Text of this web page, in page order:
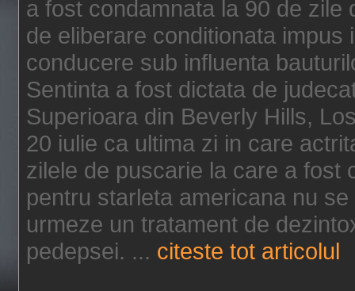
a fost condamnata la 90 de
de eliberare conditionata
conducere sub influenta
Sentinta a fost dictata de
Superioara din Beverly Hills,
20 iulie ca ultima zi in care
zilele de puscarie la care a fost
pentru starleta americana nu
urmeze un tratament de
pedepsei. ... citeste tot articolul